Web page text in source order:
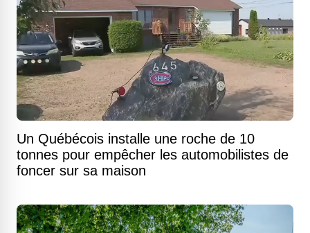
Un Québécois installe une roche de 10
tonnes pour empêcher les automobilistes de
foncer sur sa maison